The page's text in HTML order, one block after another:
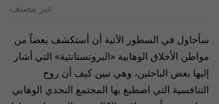
غير مصنف
سأحاول في السطور الآتية أن أستكشف بعضاً من
مواطن الأخلاق الوهابية «البروتستانتية» التي أشار
إليها بعض الباحثين، وهي تبين كيف أن روح
التنافسية التي اصطبغ بها المجتمع النجدي الوهابي